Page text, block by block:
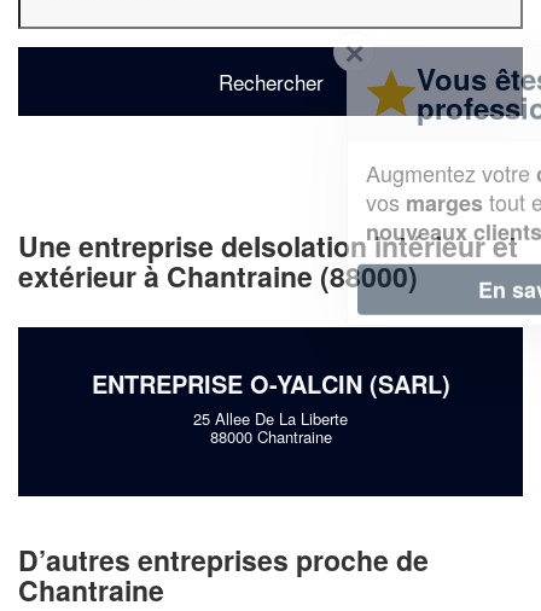
Une entreprise deIsolation intérieur et
extérieur à Chantraine (88000)
ENTREPRISE O-YALCIN (SARL)
25 Allee De La Liberte
88000 Chantraine
D’autres entreprises proche de
Chantraine
✕
Vous êtes un
professionnel ?
chiffre d'affaireset
tout en gagnant de
nouveaux clients!
En savoir plus